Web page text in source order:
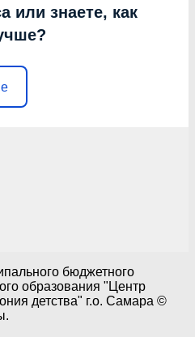
или знаете, как
бюджетного
образования "Центр
детства" г.о. Самара ©